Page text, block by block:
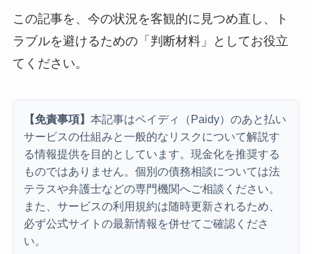
この記事を、今の状況を客観的に見つめ直し、ト
ラブルを避けるための「判断材料」としてお役立
てください。
【免責事項】 本記事はペイディ（Paidy）のあと払い
サービスの仕組みと一般的なリスクについて解説す
る情報提供を目的としています。現金化を推奨する
ものではありません。個別の債務相談については法
テラスや弁護士などの専門機関へご相談ください。
また、サービスの利用規約は随時更新されるため、
必ず公式サイトの最新情報を併せてご確認くださ
い。